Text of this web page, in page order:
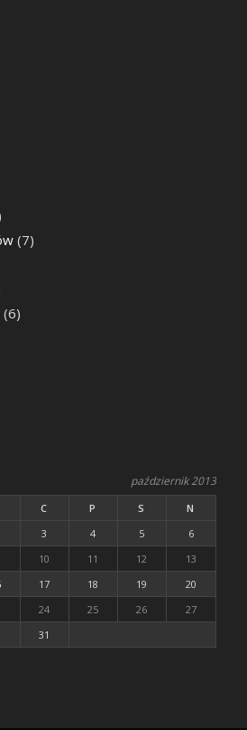
(7)
(6)
październik 2013
C P S
N
3 4 5
6
10 11 12
13
17 18 19
20
24 25 26
27
31